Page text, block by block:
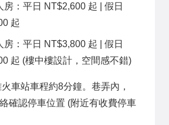
房：平日 NT$2,600 起 | 假日
起
房：平日 NT$3,800 起 | 假日
起 (樓中樓設計，空間感不錯)
車站車程約8分鐘。巷弄內，
確認停車位置 (附近有收費停車